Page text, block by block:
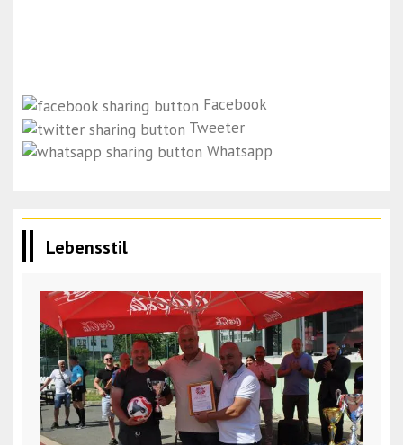
Facebook
Tweeter
Whatsapp
Lebensstil